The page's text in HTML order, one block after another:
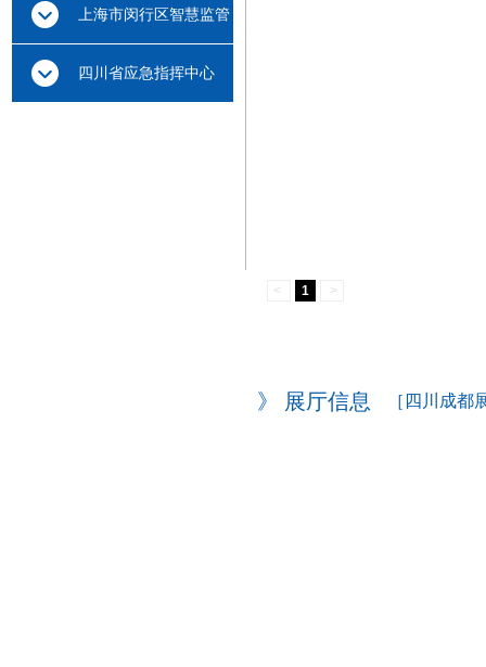
< 1 >
上海市闵行区智慧监管
云中心 四川省应急指挥中心
》 展厅信息 ［四川成都